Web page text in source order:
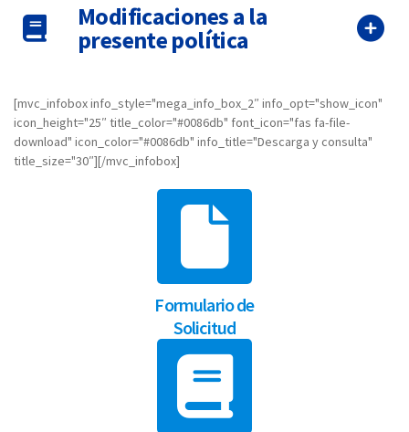
Modificaciones a la
presente política
[mvc_infobox info_style="mega_info_box_2″ info_opt="show_icon"
icon_height="25″ title_color="#0086db" font_icon="fas fa-file-
download" icon_color="#0086db" info_title="Descarga y consulta"
title_size="30″][/mvc_infobox]
Formulario de
Solicitud